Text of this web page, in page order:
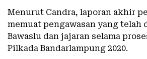
Menurut Candra, laporan akhir
memuat pengawasan yang telah
Bawaslu dan jajaran selama
Pilkada Bandarlampung 2020.